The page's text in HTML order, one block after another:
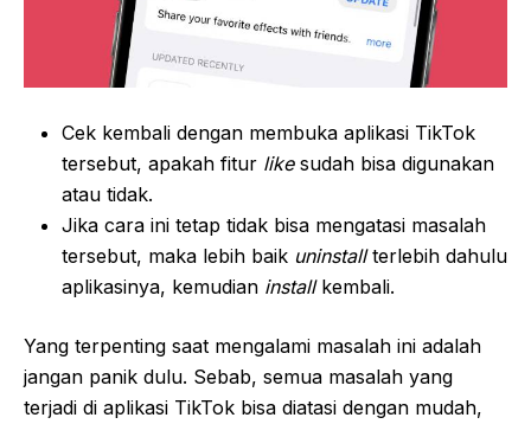
Cek kembali dengan membuka aplikasi TikTok
tersebut, apakah fitur like sudah bisa digunakan
atau tidak.
Jika cara ini tetap tidak bisa mengatasi masalah
tersebut, maka lebih baik uninstallterlebih dahulu
aplikasinya, kemudian install kembali.
Yang terpenting saat mengalami masalah ini adalah
jangan panik dulu. Sebab, semua masalah yang
terjadi di aplikasi TikTok bisa diatasi dengan mudah,